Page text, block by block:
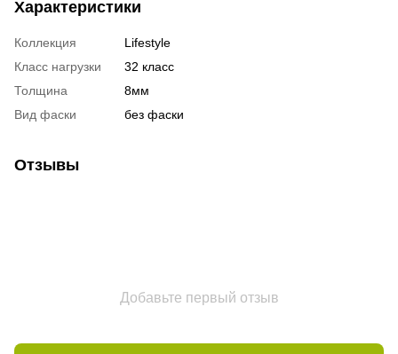
Характеристики
Коллекция
Lifestyle
Класс нагрузки
32 класс
Толщина
8мм
Вид фаски
без фаски
Отзывы
Добавьте первый отзыв